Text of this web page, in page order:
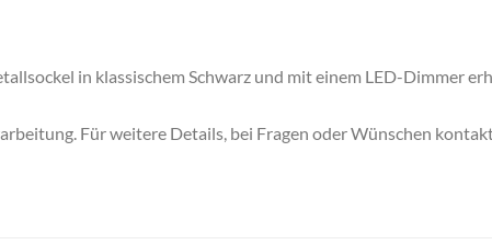
in klassischem Schwarz und mit einem LED-Dimmer
Für weitere Details, bei Fragen oder Wünschen